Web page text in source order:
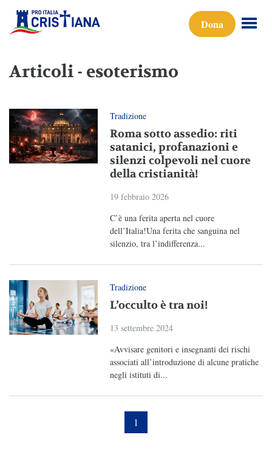
Dona
Articoli - esoterismo
Tradizione
Roma sotto assedio: riti
satanici, profanazioni e
silenzi colpevoli nel cuore
della cristianità!
19 febbraio 2026
C’è una ferita aperta nel cuore
dell’Italia!Una ferita che sanguina nel
silenzio, tra l’indifferenza...
Tradizione
L’occulto è tra noi!
13 settembre 2024
«Avvisare genitori e insegnanti dei rischi
associati all’introduzione di alcune pratiche
negli istituti di...
1